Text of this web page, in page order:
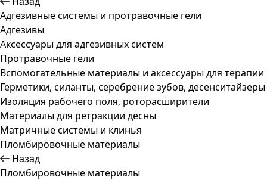
Адгезивные системы и протравочные гели
Адгезивы
Аксессуары для адгезивных систем
Протравочные гели
Вспомогательные материалы и аксессуары для терапии
Герметики, силанты, серебрение зубов, десенситайзеры
Изоляция рабочего поля, роторасширители
Материалы для ретракции десны
Матричные системы и клинья
Пломбировочные материалы
Назад
Пломбировочные материалы